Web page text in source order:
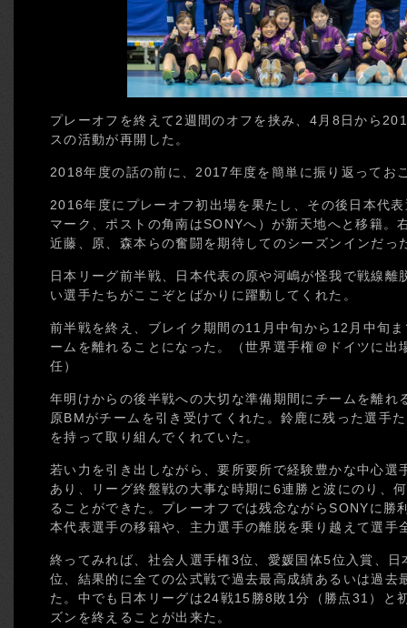
プレーオフを終えて2週間のオフを挟み、4月8日から
スの活動が再開した。
2018年度の話の前に、2017年度を簡単に振り返ってお
2016年度にプレーオフ初出場を果たし、その後日本代
マーク、ポストの角南はSONYへ）が新天地へと移籍。
近藤、原、森本らの奮闘を期待してのシーズンインだっ
日本リーグ前半戦、日本代表の原や河嶋が怪我で戦線離
い選手たちがここぞとばかりに躍動してくれた。
前半戦を終え、ブレイク期間の11月中旬から12月中旬
ームを離れることになった。（世界選手権＠ドイツに出
任）
年明けからの後半戦への大切な準備期間にチームを離れ
原BMがチームを引き受けてくれた。鈴鹿に残った選手
を持って取り組んでくれていた。
若い力を引き出しながら、要所要所で経験豊かな中心選
あり、リーグ終盤戦の大事な時期に6連勝と波にのり、
ることができた。プレーオフでは残念ながらSONYに勝
本代表選手の移籍や、主力選手の離脱を乗り越えて選手
終ってみれば、社会人選手権3位、愛媛国体5位入賞、
位、結果的に全ての公式戦で過去最高成績あるいは過去
た。中でも日本リーグは24戦15勝8敗1分（勝点31）と
ズンを終えることが出来た。